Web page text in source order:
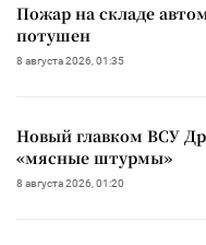
Пожар на складе
потушен
8 августа 2026, 01:35
Новый главком ВСУ
«мясные штурмы»
8 августа 2026, 01:20